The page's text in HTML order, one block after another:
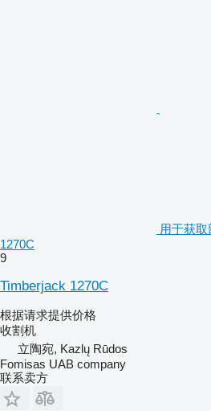
用于获
1270C
9
Timberjack 1270C
根据请求提供价格
收割机
立陶宛, Kazlų Rūdos
Fomisas UAB company
联系卖方